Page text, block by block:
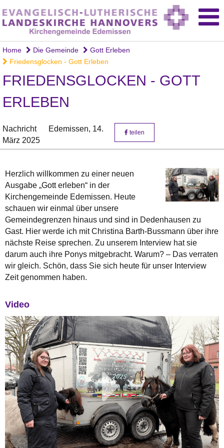
Home Die Gemeinde
Gott Erleben
Friedensglocken - Gott Erleben
FRIEDENSGLOCKEN - GOTT
ERLEBEN
Nachricht Edemissen, 14.
März 2025
teilen
Herzlich willkommen zu einer neuen
Ausgabe „Gott erleben“ in der
Kirchengemeinde Edemissen. Heute
schauen wir einmal über unsere
Gemeindegrenzen hinaus und sind in Dedenhausen zu
Gast. Hier werde ich mit Christina Barth-Bussmann über ihre
nächste Reise sprechen. Zu unserem Interview hat sie
darum auch ihre Ponys mitgebracht. Warum? – Das verraten
wir gleich. Schön, dass Sie sich heute für unser Interview
Zeit genommen haben.
Video